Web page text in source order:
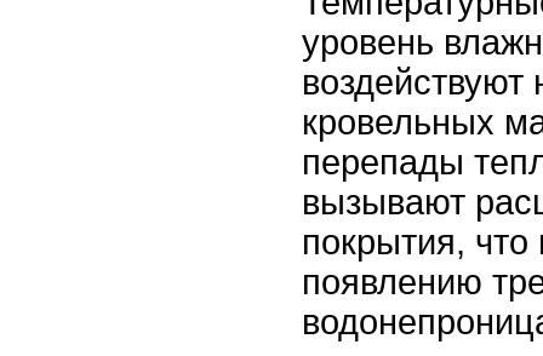
уровень
воздействуют
кровельных
перепады
вызывают
покрытия, что
появлению